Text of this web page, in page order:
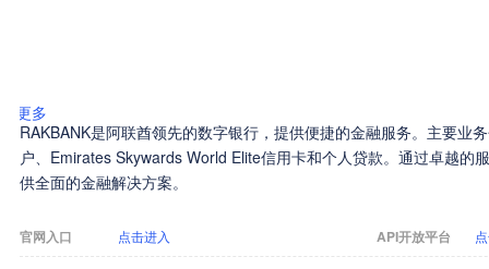
更多
RAKBANK是阿联酋领先的数字银行，提供便捷的金融服务。主要业
户、Emirates Skywards World Elite信用卡和个人贷款。通过卓越的
供全面的金融解决方案。
官网入口 点击进入 API开放平台